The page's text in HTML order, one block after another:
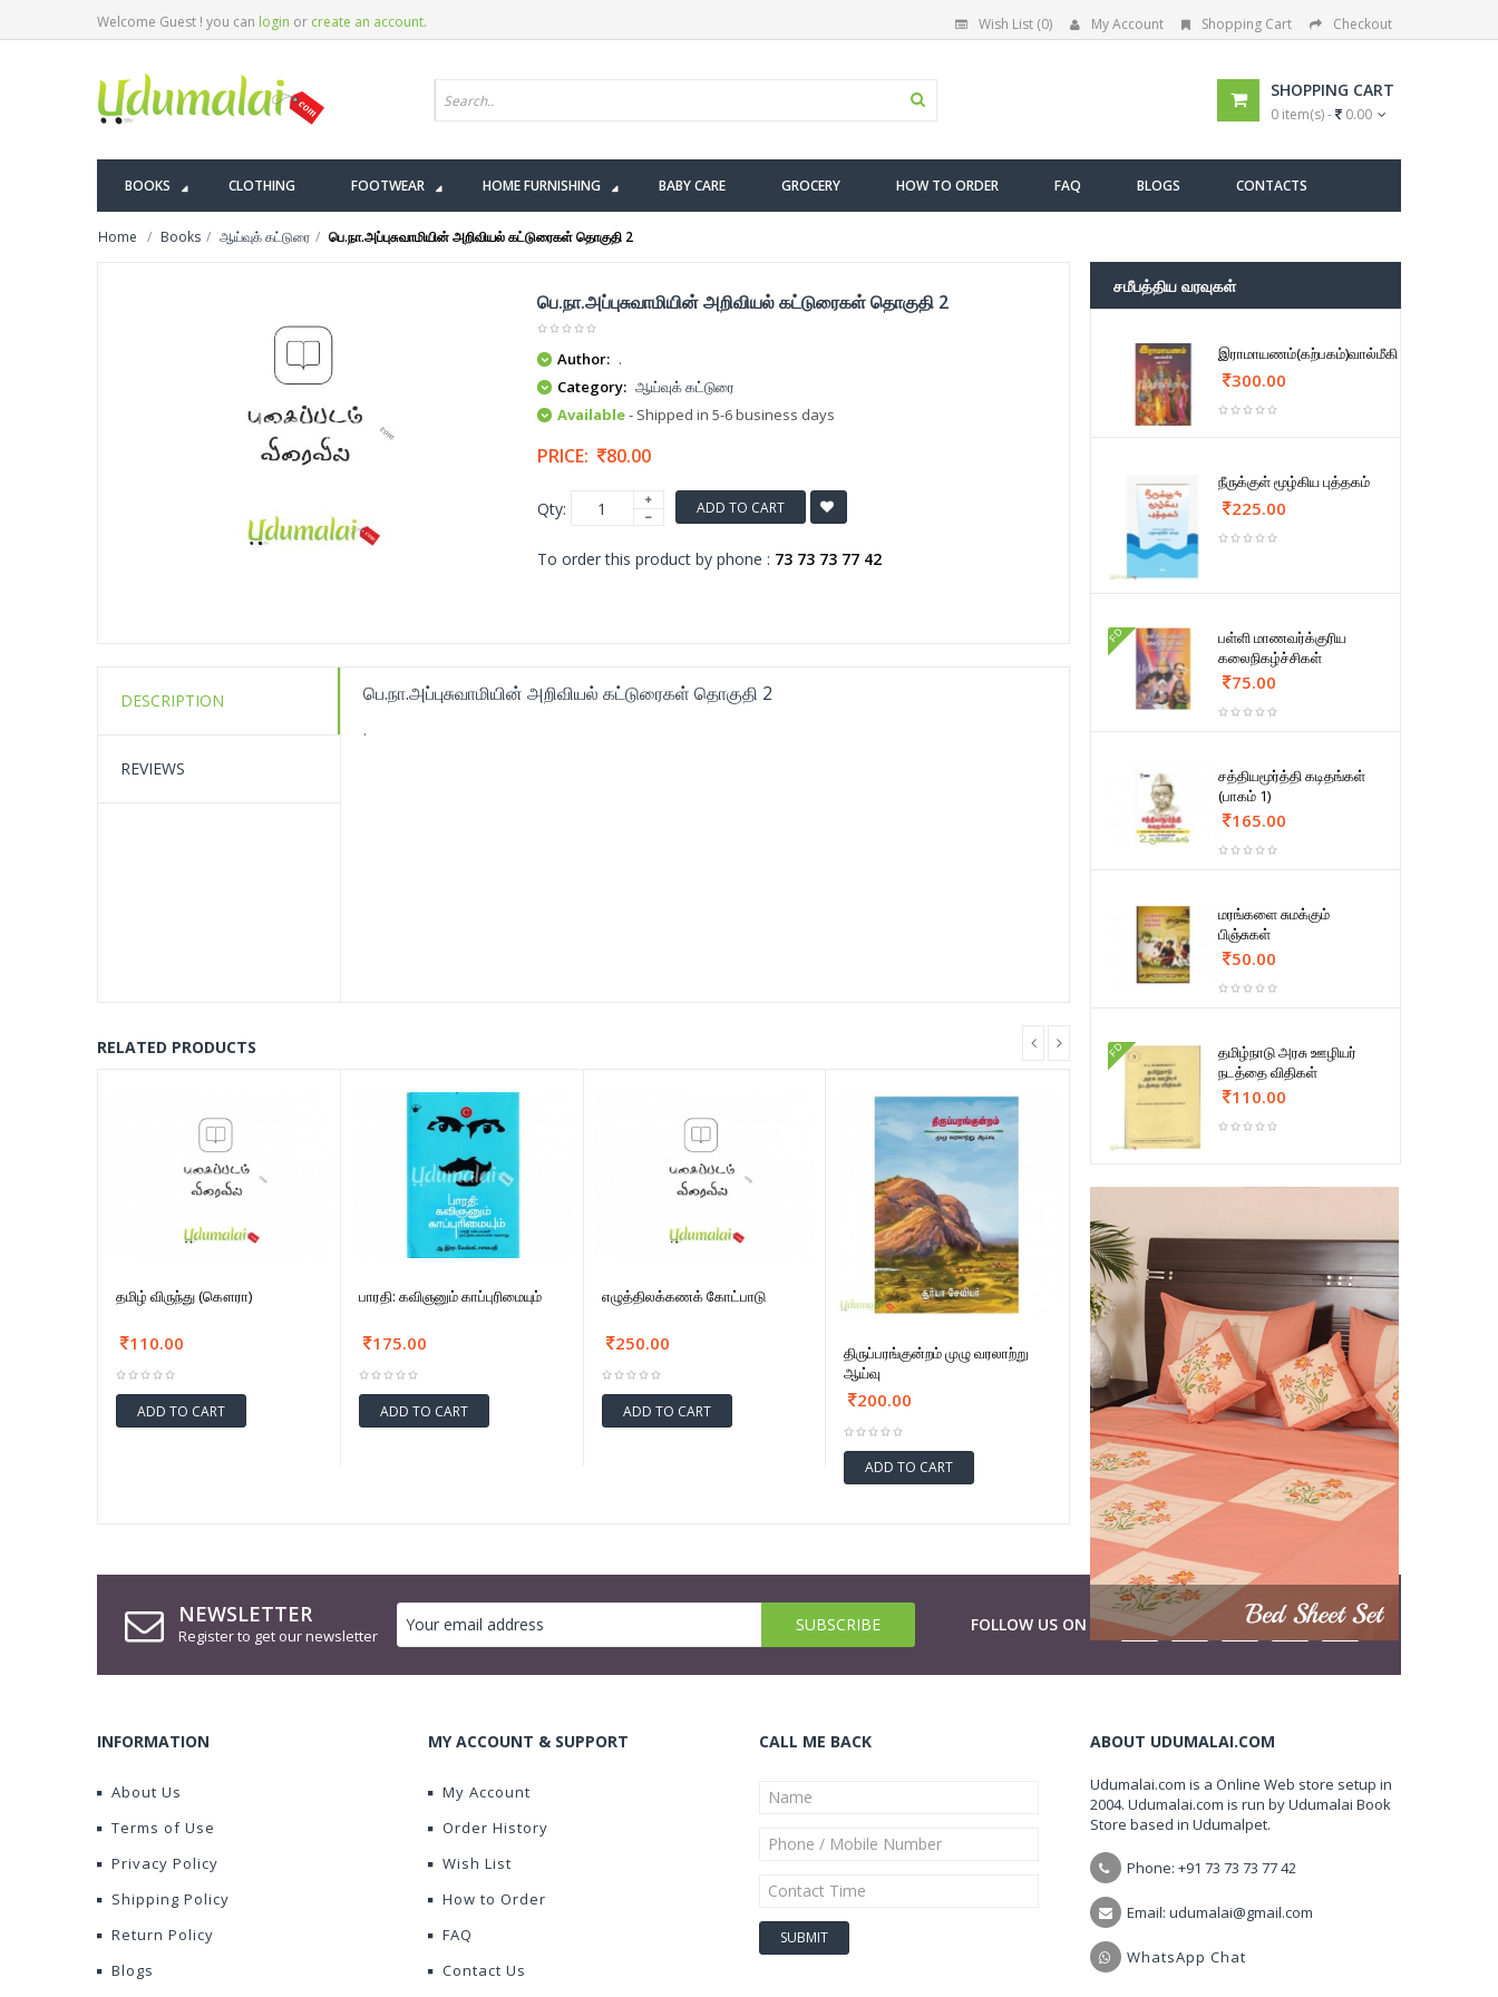
Welcome Guest ! you can login or create an account. Wish List (0) My Account Shopping Cart Checkout
SHOPPING CART
0 item(s) - 0.00
BOOKS CLOTHING FOOTWEAR HOME FURNISHING BABY CARE GROCERY HOW TO ORDER FAQ BLOGS CONTACTS
Home Books ஆய்வுக் கட்டுரை பெ.நா.அப்புசுவாமியின் அறிவியல் கட்டுரைகள் தொகுதி 2
பெ.நா.அப்புசுவாமியின் அறிவியல் கட்டுரைகள் தொகுதி 2
Author: .
Category: ஆய்வுக் கட்டுரை
Available- Shipped in 5-6 business days
PRICE: 80.00
Qty: ADD TO CART
To order this product by phone : 73 73 73 77 42
DESCRIPTION
REVIEWS
பெ.நா.அப்புசுவாமியின் அறிவியல் கட்டுரைகள் தொகுதி 2
.
RELATED PRODUCTS
தமிழ் விருந்து (கௌரா)
110.00
ADD TO CART
பாரதி: கவிஞனும் காப்புரிமையும்
175.00
ADD TO CART
எழுத்திலக்கணக் கோட்பாடு
250.00
ADD TO CART
திருப்பரங்குன்றம் முழு வரலாற்று
ஆய்வு
200.00
ADD TO CART
சமீபத்திய வரவுகள்
இராமாயணம்(கற்பகம்)வால்மீகி
300.00
நீருக்குள் மூழ்கிய புத்தகம்
225.00
FD
பள்ளி மாணவர்க்குரிய
கலைநிகழ்ச்சிகள்
75.00
சத்தியமூர்த்தி கடிதங்கள்
(பாகம் 1)
165.00
மரங்களை சுமக்கும்
பிஞ்சுகள்
50.00
FD
தமிழ்நாடு அரசு ஊழியர்
நடத்தை விதிகள்
110.00
NEWSLETTER
Register to get our newsletter
FOLLOW US ON
INFORMATION
About Us
Terms of Use
Privacy Policy
Shipping Policy
Return Policy
Blogs
MY ACCOUNT & SUPPORT
My Account
Order History
Wish List
How to Order
FAQ
Contact Us
CALL ME BACK ABOUT UDUMALAI.COM
Udumalai.com is a Online Web store setup in
2004. Udumalai.com is run by Udumalai Book
Store based in Udumalpet.
Phone: +91 73 73 73 77 42
Email: udumalai@gmail.com
WhatsApp Chat